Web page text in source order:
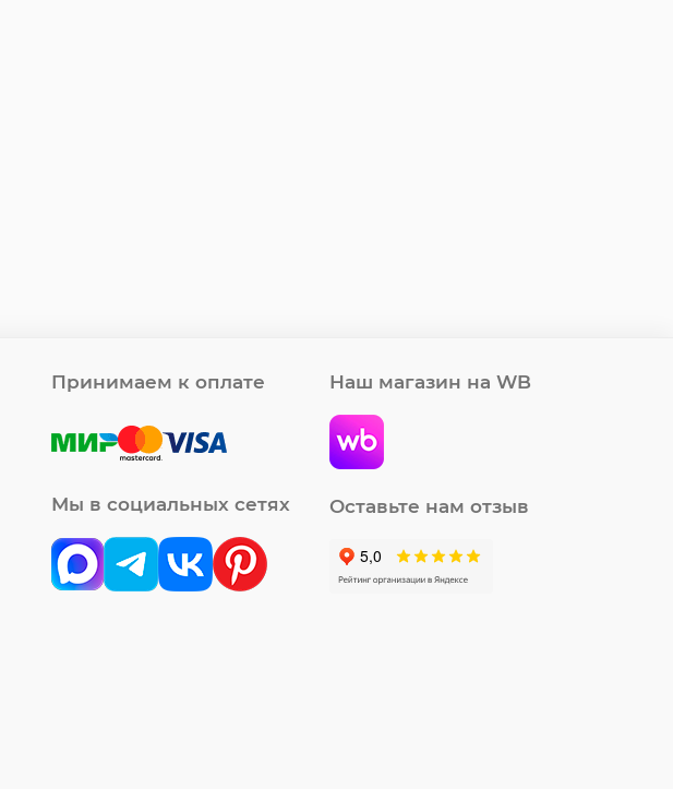
Принимаем к оплате
Мы в социальных сетях
Наш магазин на WB
Оставьте нам отзыв